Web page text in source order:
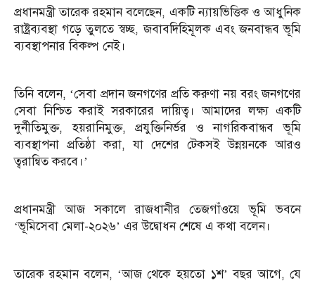
প্রধানমন্ত্রী তারেক রহমান বলেছেন, একটি ন্যায়ভিত্তিক ও আধুনিক
রাষ্ট্রব্যবস্থা গড়ে তুলতে স্বচ্ছ, জবাবদিহিমূলক এবং জনবান্ধব ভূমি
ব্যবস্থাপনার বিকল্প নেই।
তিনি বলেন, ‘সেবা প্রদান জনগণের প্রতি করুণা নয় বরং জনগণের
সেবা নিশ্চিত করাই সরকারের দায়িত্ব। আমাদের লক্ষ্য একটি
দুর্নীতিমুক্ত, হয়রানিমুক্ত, প্রযুক্তিনির্ভর ও নাগরিকবান্ধব ভূমি
ব্যবস্থাপনা প্রতিষ্ঠা করা, যা দেশের টেকসই উন্নয়নকে আরও
ত্বরান্বিত করবে।’
প্রধানমন্ত্রী আজ সকালে রাজধানীর তেজগাঁওয়ে ভূমি ভবনে
‘ভূমিসেবা মেলা-২০২৬’ এর উদ্বোধন শেষে এ কথা বলেন।
তারেক রহমান বলেন, ‘আজ থেকে হয়তো ১শ’ বছর আগে, যে